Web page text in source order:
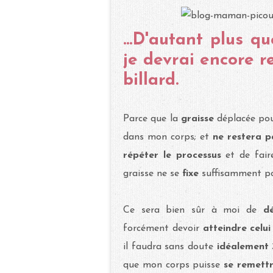
...D'autant plus
je devrai encore
billard.
Parce que la graissedéplacée
dans mon corps; et ne restera
répéter le processuset de
graisse ne se fixe suffisamment
Ce sera bien sûr à moi de
forcément devoir atteindre
il faudra sans doute idéalement
que mon corps puisse se